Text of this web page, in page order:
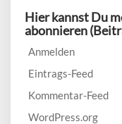
Hier kannst Du
abonnieren
Anmelden
Eintrags-Feed
Kommentar-Feed
WordPress.org